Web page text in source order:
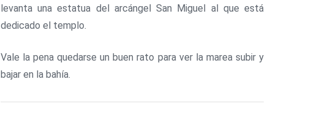
levanta una estatua del arcángel San Miguel al que está
dedicado el templo.
Vale la pena quedarse un buen rato para ver la marea subir y
bajar en la bahía.